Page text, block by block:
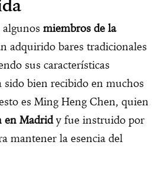
miembros de la
adquirido bares tradicionales
sus características
bien recibido en muchos
es Ming Heng Chen, quien
en Madridy fue instruido por
mantener la esencia del